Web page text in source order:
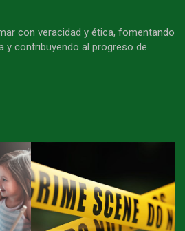
con veracidad y ética, fomentando
y contribuyendo al progreso de